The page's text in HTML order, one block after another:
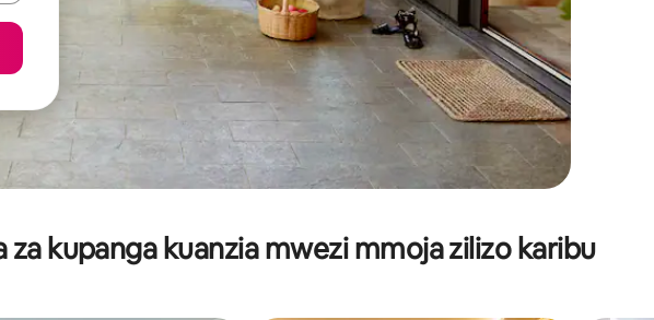
za kupanga kuanzia mwezi mmoja zilizo karibu